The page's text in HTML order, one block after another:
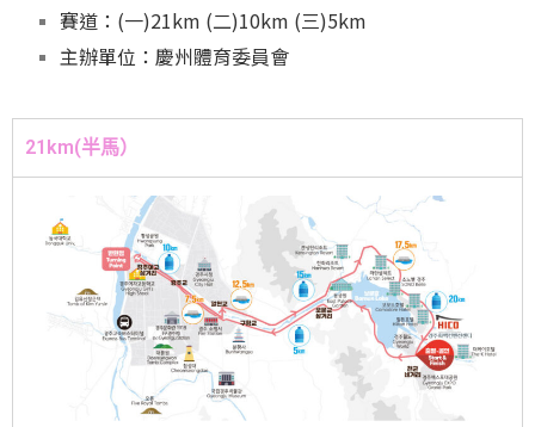
賽道：(一)21km (二)10km (三)5km
主辦單位：慶州體育委員會
21km(半馬）